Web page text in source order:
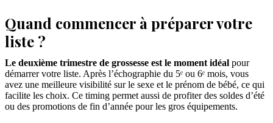
Quand commencer à préparer votre
liste ?
Le deuxième trimestre de grossesse est le moment idéal pour
démarrer votre liste. Après l’échographie du 5ᵉ ou 6ᵉ mois, vous
avez une meilleure visibilité sur le sexe et le prénom de bébé, ce qui
facilite les choix. Ce timing permet aussi de profiter des soldes d’été
ou des promotions de fin d’année pour les gros équipements.